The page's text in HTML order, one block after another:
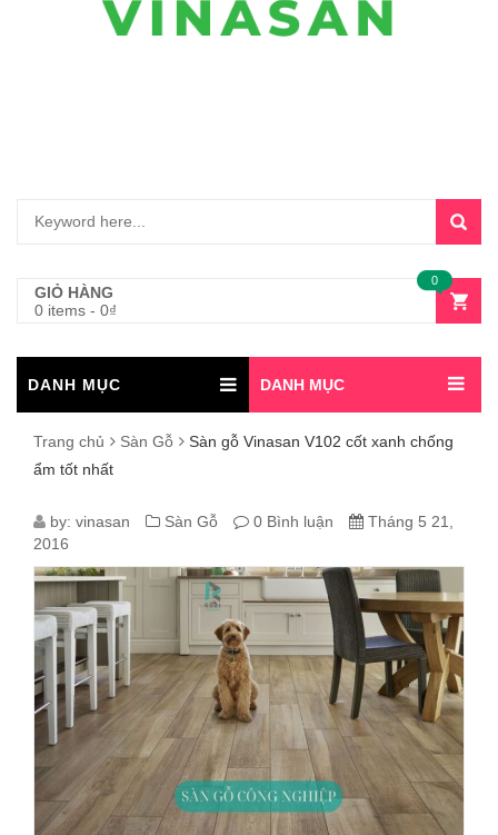
GIỎ HÀNG
0 items - 0₫
0
DANH MỤC DANH MỤC
Trang chủ Sàn Gỗ
Sàn gỗ Vinasan V102 cốt xanh chống
ẩm tốt nhất
SÀN
GỖ
VINASAN
V102
CỐT
XANH
CHỐNG
by: vinasan Sàn Gỗ 0 Bình luận
Tháng 5 21,
2016